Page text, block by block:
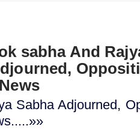
sabha And
Sabha Adjourned,